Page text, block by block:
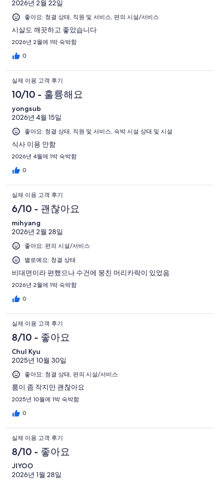
2026년 2월 22일
좋아요: 청결 상태, 직원 및 서비스, 편의 시설/서비스
시살도 깨끗하고 좋았습니다
2026년 2월에 1박 숙박함
0
실제 이용 고객 후기
10/10 - 훌륭해요
yongsub
2026년 4월 15일
좋아요: 청결 상태, 직원 및 서비스, 숙박 시설 상태 및 시설
식사 이용 안함
2026년 4월에 1박 숙박함
0
실제 이용 고객 후기
6/10 - 괜찮아요
mihyang
2026년 2월 28일
좋아요: 편의 시설/서비스
별로예요: 청결 상태
비대면이라 편했으나 수건에 뭉친 머리카락이 있었음
2026년 2월에 1박 숙박함
0
실제 이용 고객 후기
8/10 - 좋아요
Chul Kyu
2025년 10월 30일
좋아요: 청결 상태, 편의 시설/서비스
룸이 좀 작지만 괜찮아요
2025년 10월에 1박 숙박함
0
실제 이용 고객 후기
8/10 - 좋아요
JIYOO
2026년 1월 28일